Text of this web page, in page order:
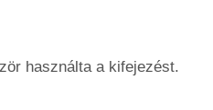
használta a kifejezést.